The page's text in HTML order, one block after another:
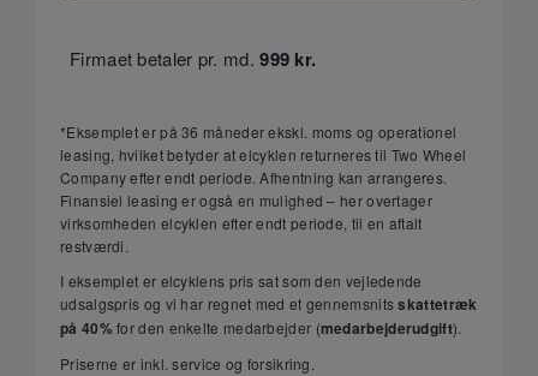
Firmaet betaler pr. md. 999 kr.
*Eksemplet er på 36 måneder ekskl. moms og operationel
leasing, hvilket betyder at elcyklen returneres til Two Wheel
Company efter endt periode. Afhentning kan arrangeres.
Finansiel leasing er også en mulighed – her overtager
virksomheden elcyklen efter endt periode, til en aftalt
restværdi.
I eksemplet er elcyklens pris sat som den vejledende
udsalgspris og vi har regnet med et gennemsnitsskattetræk
på 40%for den enkelte medarbejder (medarbejderudgift).
Priserne er inkl. service og forsikring.